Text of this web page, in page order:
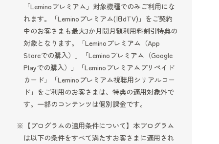
「Leminoプレミアム」対象機種でのみご利用にな
れます。「Leminoプレミアム(旧dTV)」をご契約
中のお客さまも最大3か月間月額利用料割引特典の
対象となります。「Leminoプレミアム（App
Storeでの購入）」「Leminoプレミアム（Google
Playでの購入）」「Leminoプレミアムプリペイド
カード」「Leminoプレミアム視聴用シリアルコー
ド」をご利用のお客さまは、特典の適用対象外で
す。一部のコンテンツは個別課金です。
【プログラムの適用条件について】本プログラム
は以下の条件をすべて満たすお客さまに適用され